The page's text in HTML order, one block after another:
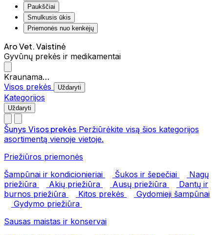
Paukščiai
Smulkusis ūkis
Priemonės nuo kenkėjų
Aro Vet. Vaistinė
Gyvūnų prekės ir medikamentai
Kraunama…
Visos prekės
Uždaryti
Kategorijos
Uždaryti
Šunys Visos prekės Peržiūrėkite visą šios kategorijos
asortimentą vienoje vietoje.
Priežiūros priemonės
Šampūnai ir kondicionieriai
Šukos ir šepečiai
Nagų
priežiūra
Akių priežiūra Ausų priežiūra
Dantų ir
burnos priežiūra
Kitos prekės
Gydomieji šampūnai
Gydymo priežiūra
Sausas maistas ir konservai